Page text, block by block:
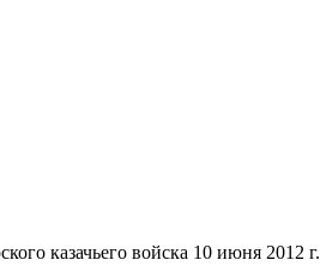
казачьего войска 10 июня 2012 г.